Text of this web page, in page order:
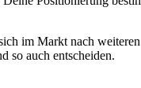
im Markt nach
so auch entscheiden.